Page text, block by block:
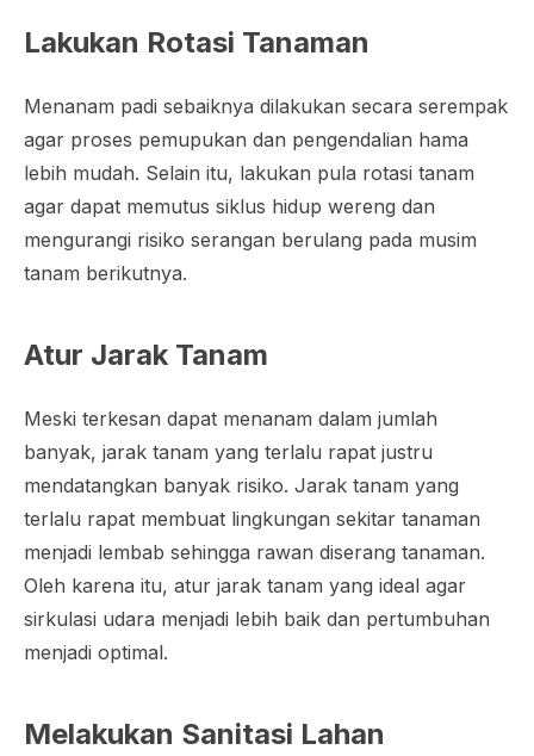
Lakukan Rotasi Tanaman
Menanam padi sebaiknya dilakukan secara serempak
agar proses pemupukan dan pengendalian hama
lebih mudah. Selain itu, lakukan pula rotasi tanam
agar dapat memutus siklus hidup wereng dan
mengurangi risiko serangan berulang pada musim
tanam berikutnya.
Atur Jarak Tanam
Meski terkesan dapat menanam dalam jumlah
banyak, jarak tanam yang terlalu rapat justru
mendatangkan banyak risiko. Jarak tanam yang
terlalu rapat membuat lingkungan sekitar tanaman
menjadi lembab sehingga rawan diserang tanaman.
Oleh karena itu, atur jarak tanam yang ideal agar
sirkulasi udara menjadi lebih baik dan pertumbuhan
menjadi optimal.
Melakukan Sanitasi Lahan